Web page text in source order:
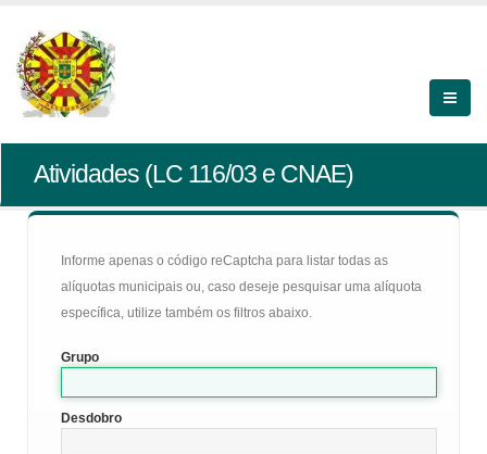
Atividades (LC 116/03 e CNAE)
Informe apenas o código reCaptcha para listar todas as
alíquotas municipais ou, caso deseje pesquisar uma alíquota
específica, utilize também os filtros abaixo.
Grupo
Desdobro